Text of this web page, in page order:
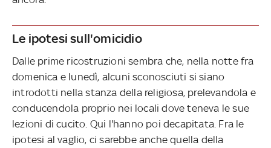
Le ipotesi sull'omicidio
Dalle prime ricostruzioni sembra che, nella notte fra
domenica e lunedì, alcuni sconosciuti si siano
introdotti nella stanza della religiosa, prelevandola e
conducendola proprio nei locali dove teneva le sue
lezioni di cucito. Qui l'hanno poi decapitata. Fra le
ipotesi al vaglio, ci sarebbe anche quella della